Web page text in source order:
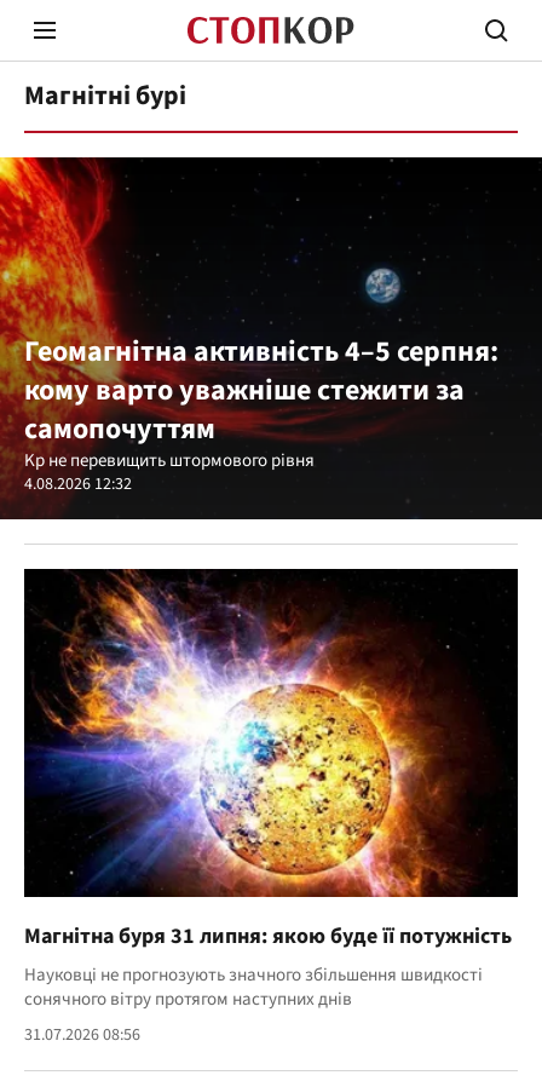
Стоп Політичній Корупції
Політика
Магнітні бурі
Геомагнітна активність 4–5 серпня:
кому варто уважніше стежити за
самопочуттям
Kp не перевищить штормового рівня
4.08.2026 12:32
Магнітна буря 31 липня: якою буде її потужність
Науковці не прогнозують значного збільшення швидкості
сонячного вітру протягом наступних днів
31.07.2026 08:56